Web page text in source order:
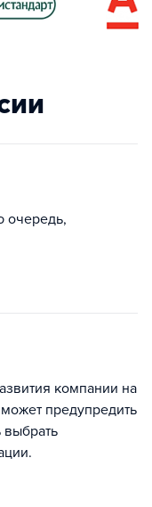
очередь,
компании на
предупредить
выбрать